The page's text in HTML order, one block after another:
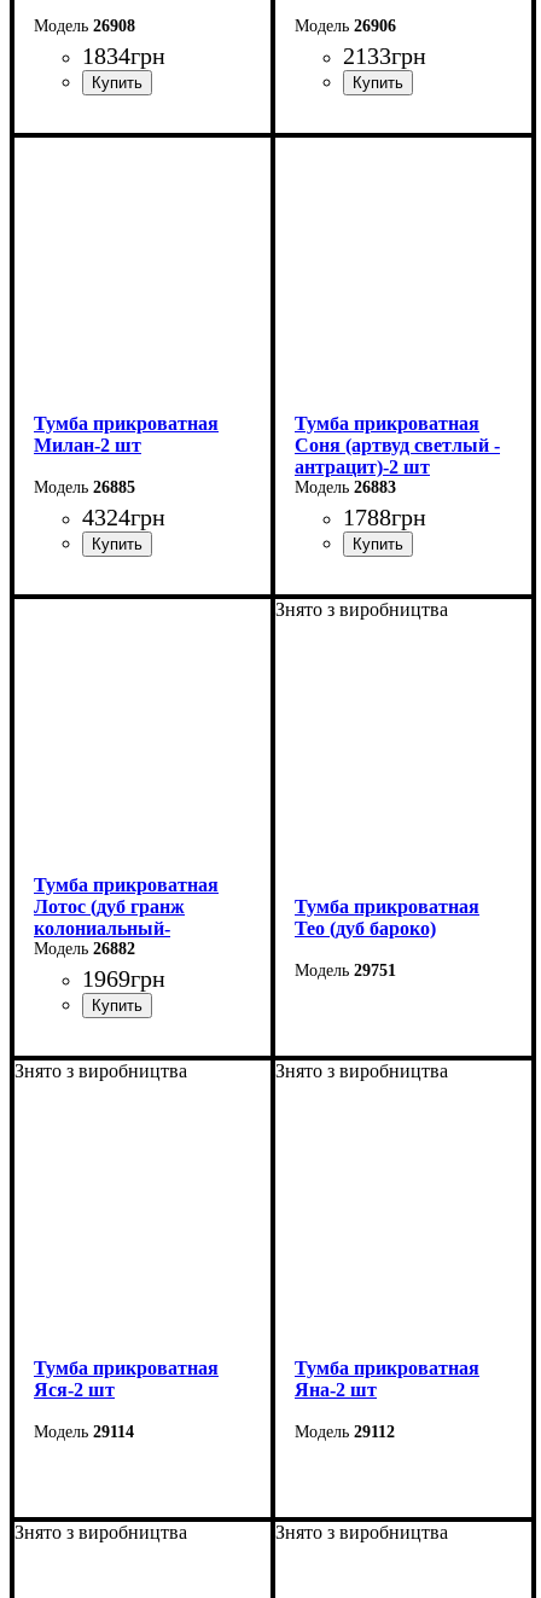
26908
1834грн
Ширина: 50,1 см
26906
2133грн
Ширина: 51 см
Тумба прикроватная
Милан-2 шт
26885
4324грн
Ширина: 42 см
Тумба прикроватная
Соня (артвуд светлый -
антрацит)-2 шт
26883
1788грн
Ширина: 40 см
Тумба прикроватная
Лотос (дуб гранж
колониальный-
антрацит)-2 шт
26882
1969грн
Ширина: 40 см
Знято з виробництва
Тумба прикроватная
Тео (дуб бароко)
29751
Высота: 38 см
Глубина: 40 см
Знято з виробництва
Тумба прикроватная
Яся-2 шт
29114
Высота: 26 см
Глубина: 40 см
Знято з виробництва
Тумба прикроватная
Яна-2 шт
29112
Высота: 24,5 см
Глубина: 30 см
Знято з виробництва Знято з виробництва